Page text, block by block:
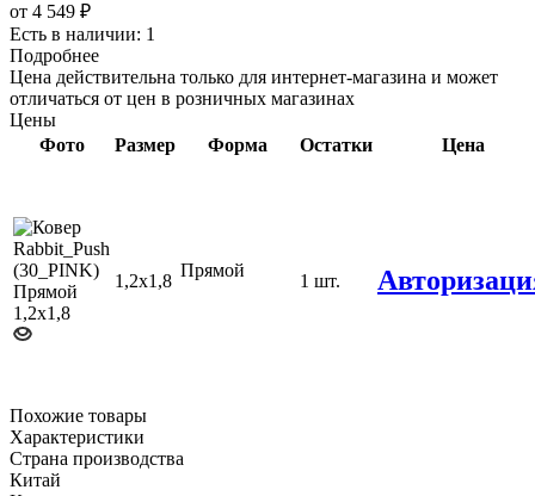
от 4 549 ₽
Есть в наличии: 1
Подробнее
Цена действительна только для интернет-магазина и может
отличаться от цен в розничных магазинах
Цены
Фото
Размер Форма Остатки Цена
1,2х1,8
Прямой
1 шт.
Похожие товары
Характеристики
Страна производства
Китай